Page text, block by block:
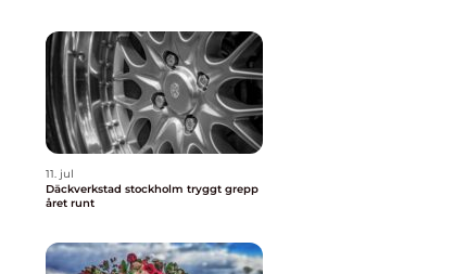
11. jul
Däckverkstad stockholm tryggt grepp
året runt